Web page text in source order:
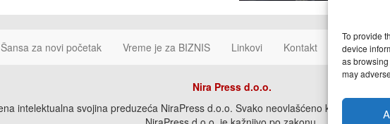
To provide
device
as
may
Šansa za novi početak Vreme je za BIZNIS Linkovi Kontakt Cookie
Nira Press d.o.o.
intelektualna svojina preduzeća NiraPress d.o.o. Svako neovlašćeno korišćenje,